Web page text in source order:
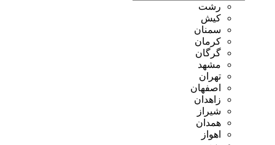
رشت
کیش
سمنان
کرمان
گرگان
مشهد
تهران
اصفهان
زاهدان
شیراز
همدان
اهواز